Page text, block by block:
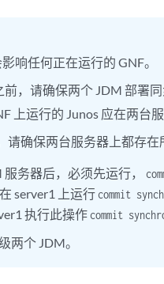
响任何正在运行的 GNF。
，请确保两个 JDM 部署同
上运行的 Junos 应在两台
请确保两台服务器上都存在
务器后，必须先运行，
server1 上运行 commit
执行此操作 commit
两个 JDM。